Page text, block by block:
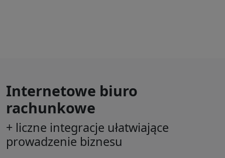
Internetowe biuro
rachunkowe
+ liczne integracje ułatwiające
prowadzenie biznesu